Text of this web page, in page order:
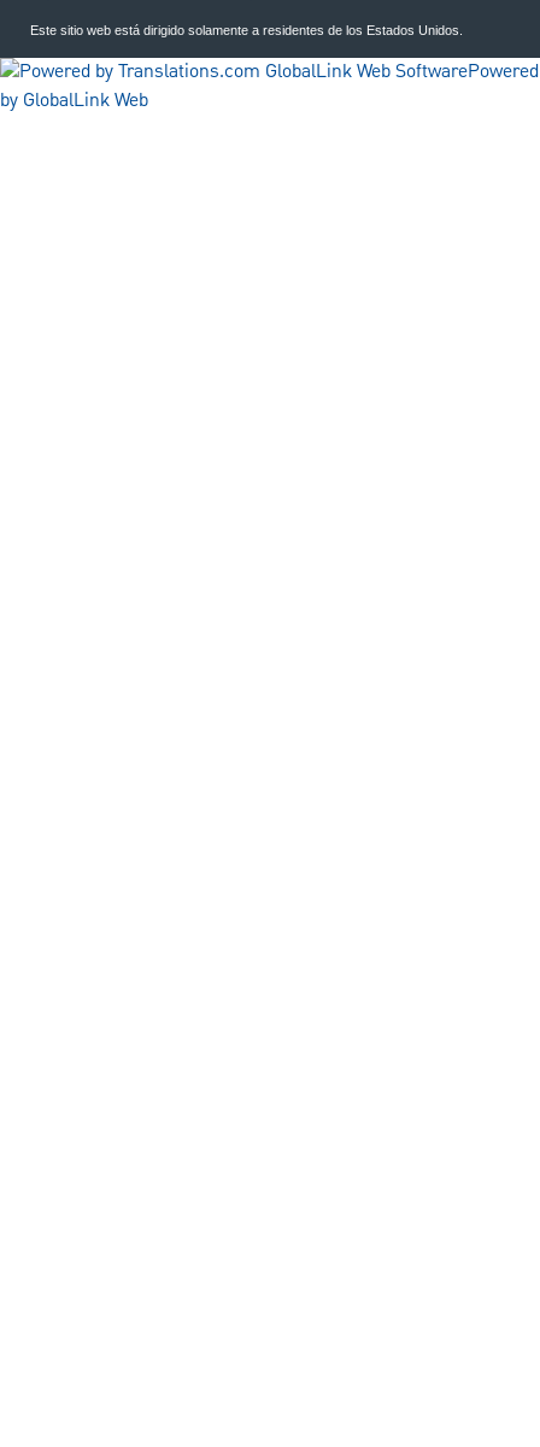
Este sitio web está dirigido solamente a residentes de los Estados Unidos.
Powered
by GlobalLink Web